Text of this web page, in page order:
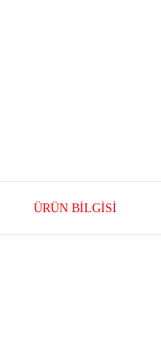
ÜRÜN BILGISI